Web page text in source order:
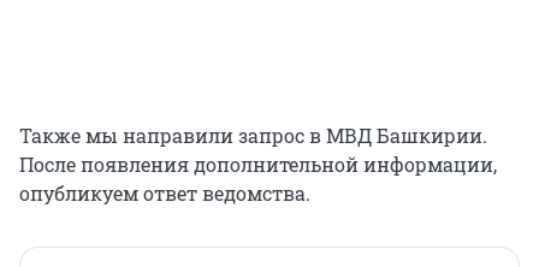
Также мы направили запрос в МВД Башкирии.
После появления дополнительной информации,
опубликуем ответ ведомства.